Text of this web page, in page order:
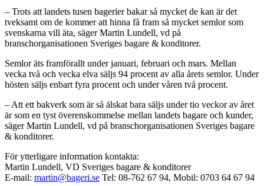
– Trots att landets tusen bagerier bakar så mycket de kan är det
tveksamt om de kommer att hinna få fram så mycket semlor som
svenskarna vill äta, säger Martin Lundell, vd på
branschorganisationen Sveriges bagare & konditorer.
Semlor äts framförallt under januari, februari och mars. Mellan
vecka två och vecka elva säljs 94 procent av alla årets semlor. Under
hösten säljs enbart fyra procent och under våren två procent.
– Att ett bakverk som är så älskat bara säljs under tio veckor av året
är som en tyst överenskommelse mellan landets bagare och kunder,
säger Martin Lundell, vd på branschorganisationen Sveriges bagare
& konditorer.
För ytterligare information kontakta:
Martin Lundell, VD Sveriges bagare & konditorer
E-mail: martin@bageri.se Tel: 08-762 67 94, Mobil: 0703 64 67 94